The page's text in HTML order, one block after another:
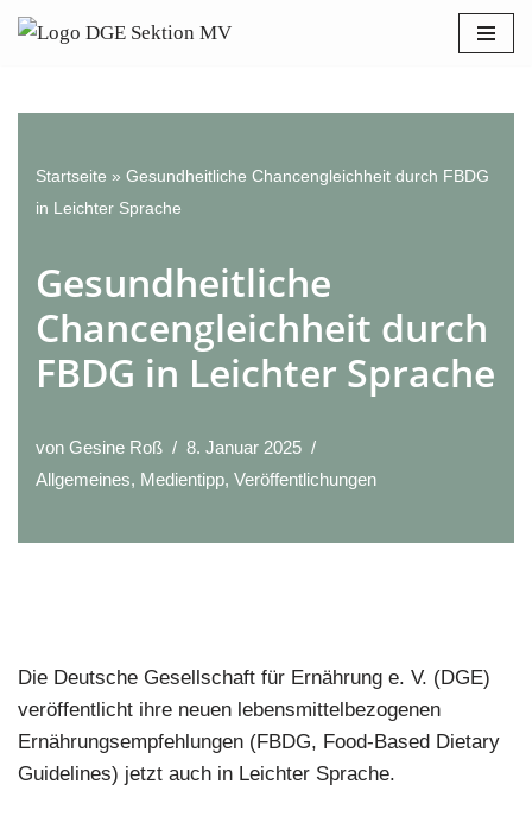
Bitte
beachten
Diese
enthältStartseite » Gesundheitliche Chancengleichheit durch FBDG
in Leichter Sprache
Gesundheitliche
Chancengleichheit durch
FBDG in Leichter Sprache
von Gesine Roß
8. Januar 2025
Allgemeines, Medientipp, Veröffentlichungen
Die Deutsche Gesellschaft für Ernährung e. V. (DGE)
veröffentlicht ihre neuen lebensmittelbezogenen
Ernährungsempfehlungen (FBDG, Food-Based Dietary
Guidelines) jetzt auch in Leichter Sprache.